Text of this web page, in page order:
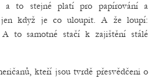
a to stejné platí pro papírování a
jen když je co uloupit. A že loupí:
A to samotné stačí k zajištění stálé
kteří jsou tvrdě přesvědčeni o